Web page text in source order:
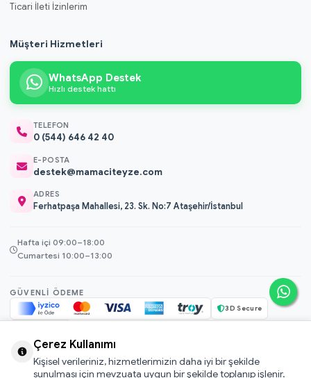
Ticari İleti İzinlerim
Müşteri Hizmetleri
WhatsApp Destek
Hızlı destek hattı
TELEFON
0 (544) 646 42 40
E-POSTA
destek@mamaciteyze.com
ADRES
Ferhatpaşa Mahallesi, 23. Sk. No:7 Ataşehir/İstanbul
Hafta içi 09:00–18:00
Cumartesi 10:00–13:00
GÜVENLI ÖDEME
3D Secure
© 2026 Mamacı Teyze · Nurşen ve ekibi ile birlikte ile hazırlandı.
Çerez Kullanımı
Kişisel verileriniz, hizmetlerimizin daha iyi bir şekilde
sunulması için mevzuata uygun bir şekilde toplanıp işlenir.